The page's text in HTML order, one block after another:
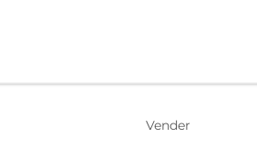
comedor
Vender